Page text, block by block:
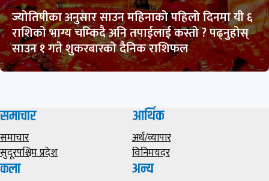
ज्योतिषीका अनुसार साउन महिनाको पहिलो दिनमा यी ६
राशिको भाग्य चम्किदै अनि तपाईलाई कस्तो ? पढ्नुहोस्
साउन १ गते शुकरबारको दैनिक राशिफल
समाचार
समाचार
सुदूरपश्चिम प्रदेश
आर्थिक
अर्थ/व्यापार
विनिमयदर
कला अन्य